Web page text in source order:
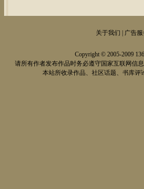
关于我们 | 广告
Copyright © 2005-2009
请所有作者发布作品时务必遵守国家互联网信
本站所收录作品、社区话题、书库